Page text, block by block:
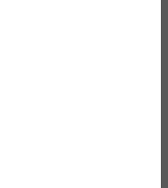
an um eine